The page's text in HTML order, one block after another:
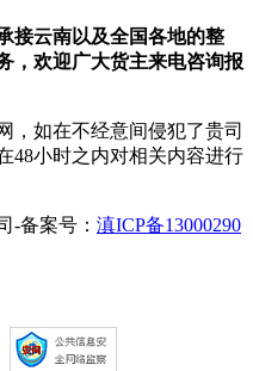
接云南以及全国各地的整
，欢迎广大货主来电咨询报
，如在不经意间侵犯了贵司
48小时之内对相关内容进行
-备案号： 滇ICP备13000290